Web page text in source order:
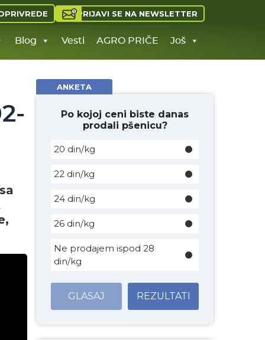
PRIJAVI SE NA NEWSLETTER
Blog Vesti AGRO PRIČE Još
ANKETA
Po kojoj ceni biste danas
prodali pšenicu?
20 din/kg
22 din/kg
24 din/kg
26 din/kg
Ne prodajem ispod 28
din/kg
GLASAJ REZULTATI